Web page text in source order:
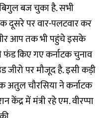
बज चुका है. सभी
दूसरे पर वार-पलटवार कर
आप तक भी पहुंचे इसके
किए गए कर्नाटक चुनाव
जीरो पर मौजूद है. इसी कड़ी
अतुल चौरसिया ने कर्नाटक
केंद्र में मंत्री रहे एम. वीरप्पा